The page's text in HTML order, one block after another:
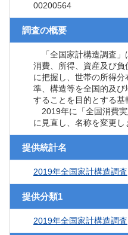
00200564
調査の概要
「全国家計構造調査」
消費、所得、資産及び負
に把握し、世帯の所得
準、構造等を全国的及び
することを目的とする基
2019年に「全国消費
に見直し、名称を変更し
提供統計名
2019年全国家計構造調査
提供分類1
2019年全国家計構造調査